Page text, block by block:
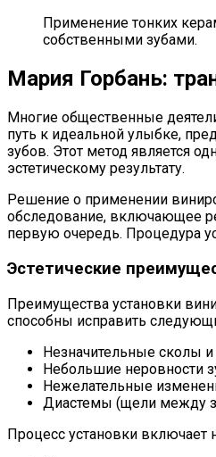
Применение тонких
собственными зубами.
Мария Горбань:
Многие общественные
путь к идеальной улыбке,
зубов. Этот метод является
эстетическому результату.
Решение о применении
обследование, включающее
первую очередь. Процедура
Эстетические
Преимущества установки
способны исправить
Незначительные сколы
Небольшие неровности
Нежелательные
Диастемы (щели между
Процесс установки включает